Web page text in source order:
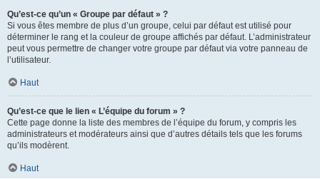
Qu’est-ce qu’un « Groupe par défaut » ?
Si vous êtes membre de plus d’un groupe, celui par défaut est utilisé pour
déterminer le rang et la couleur de groupe affichés par défaut. L’administrateur
peut vous permettre de changer votre groupe par défaut via votre panneau de
l’utilisateur.
Haut
Qu’est-ce que le lien « L’équipe du forum » ?
Cette page donne la liste des membres de l’équipe du forum, y compris les
administrateurs et modérateurs ainsi que d’autres détails tels que les forums
qu’ils modèrent.
Haut